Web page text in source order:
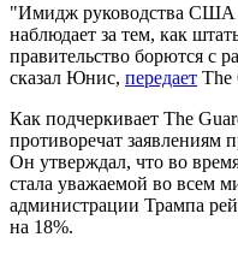
"Имидж руководства США
наблюдает за тем, как
правительство борются с
сказал Юнис, передает The
Как подчеркивает The
противоречат
Он утверждал, что во
стала уважаемой во всем
администрации Трампа
на 18%.